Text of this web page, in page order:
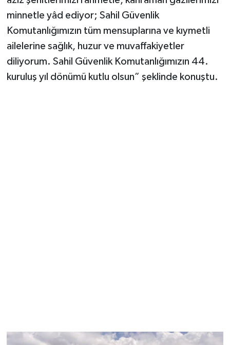
minnetle yâd ediyor; Sahil Güvenlik
Komutanlığımızın tüm mensuplarına ve kıymetli
ailelerine sağlık, huzur ve muvaffakiyetler
diliyorum. Sahil Güvenlik Komutanlığımızın 44.
kuruluş yıl dönümü kutlu olsun” şeklinde konuştu.